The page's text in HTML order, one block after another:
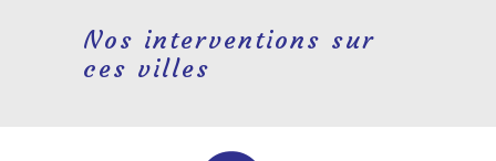
Nos interventions sur
ces villes